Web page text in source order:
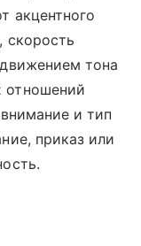
акцентного
скорость
тона
отношений
и тип
приказ или